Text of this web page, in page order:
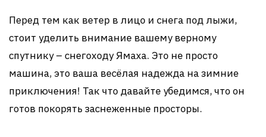
Перед тем как ветер в лицо и снега под лыжи,
стоит уделить внимание вашему верному
спутнику – снегоходу Ямаха. Это не просто
машина, это ваша весёлая надежда на зимние
приключения! Так что давайте убедимся, что он
готов покорять заснеженные просторы.